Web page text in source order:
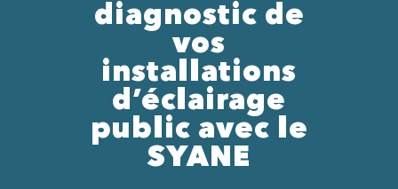
diagnostic de
vos
installations
d’éclairage
public avec le
SYANE